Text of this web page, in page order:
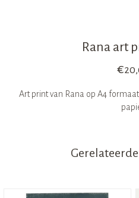
Rana art
€
Art print van Rana op A4